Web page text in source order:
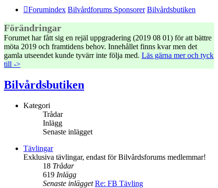
Forumindex Bilvårdforums Sponsorer Bilvårdsbutiken
Förändringar
Forumet har fått sig en rejäl uppgradering (2019 08 01) för att bättre
möta 2019 och framtidens behov. Innehållet finns kvar men det
gamla utseendet kunde tyvärr inte följa med. Läs gärna mer och tyck
till ->
Bilvårdsbutiken
Kategori
Trådar
Inlägg
Senaste inlägget
Tävlingar
Exklusiva tävlingar, endast för Bilvårdsforums medlemmar!
18 Trådar
619 Inlägg
Senaste inlägget Re: FB Tävling